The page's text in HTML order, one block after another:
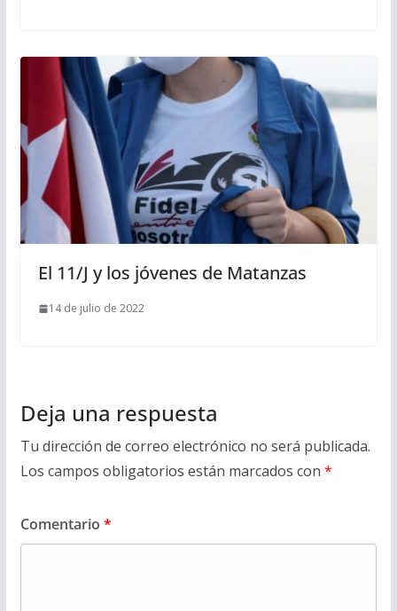
El 11/J y los jóvenes de Matanzas
14 de julio de 2022
Deja una respuesta
Tu dirección de correo electrónico no será publicada.
Los campos obligatorios están marcados con *
Comentario *